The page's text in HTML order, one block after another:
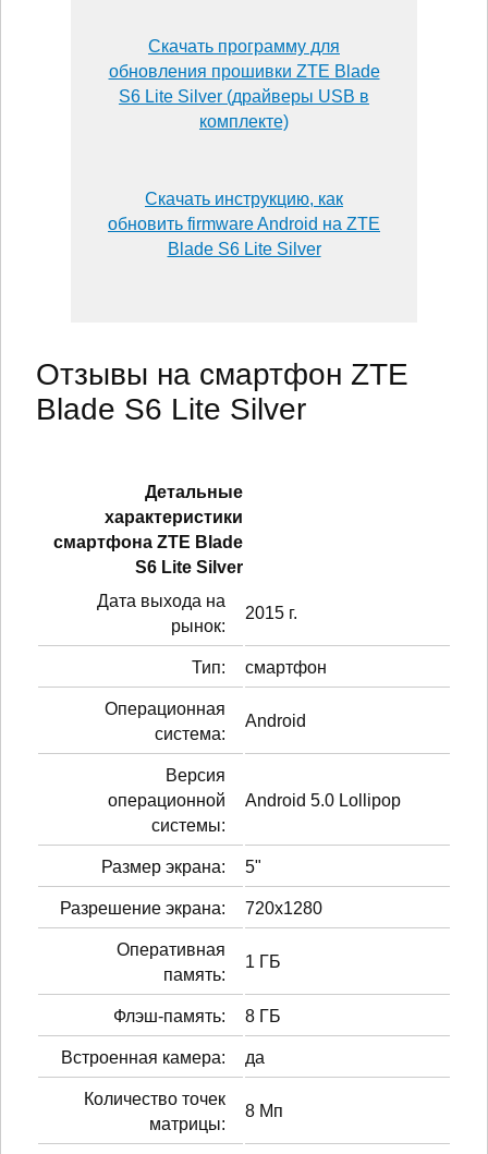
Скачать программу для
обновления прошивки ZTE Blade
S6 Lite Silver (драйверы USB в
комплекте)
Скачать инструкцию, как
обновить firmware Android на ZTE
Blade S6 Lite Silver
Отзывы на смартфон ZTE
Blade S6 Lite Silver
Детальные
характеристики
смартфонa ZTE Blade
S6 Lite Silver
Дата выхода на
рынок:
2015 г.
Тип: смартфон
Операционная
система:
Android
Версия
операционной
системы:
Android 5.0 Lollipop
Размер экрана: 5"
Разрешение экрана: 720x1280
Оперативная
память:
1 ГБ
Флэш-память: 8 ГБ
Встроенная камера: да
Количество точек
матрицы:
8 Мп